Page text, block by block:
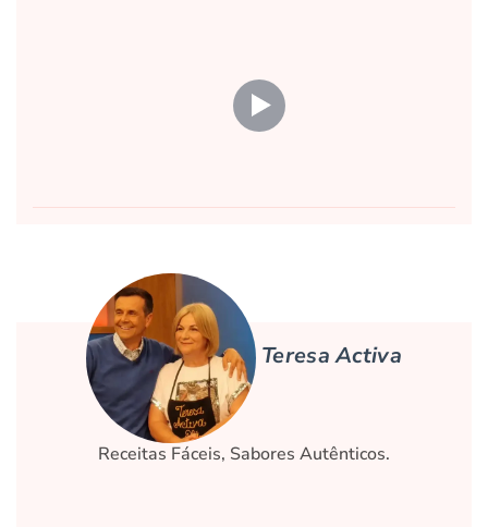
Teresa Activa
Receitas Fáceis, Sabores Autênticos.